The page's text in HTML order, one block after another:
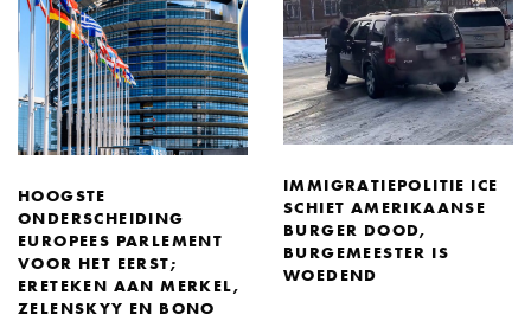
HOOGSTE
ONDERSCHEIDING
EUROPEES PARLEMENT
VOOR HET EERST;
ERETEKEN AAN MERKEL,
ZELENSKYY EN BONO
IMMIGRATIEPOLITIE ICE
SCHIET AMERIKAANSE
BURGER DOOD,
BURGEMEESTER IS
WOEDEND